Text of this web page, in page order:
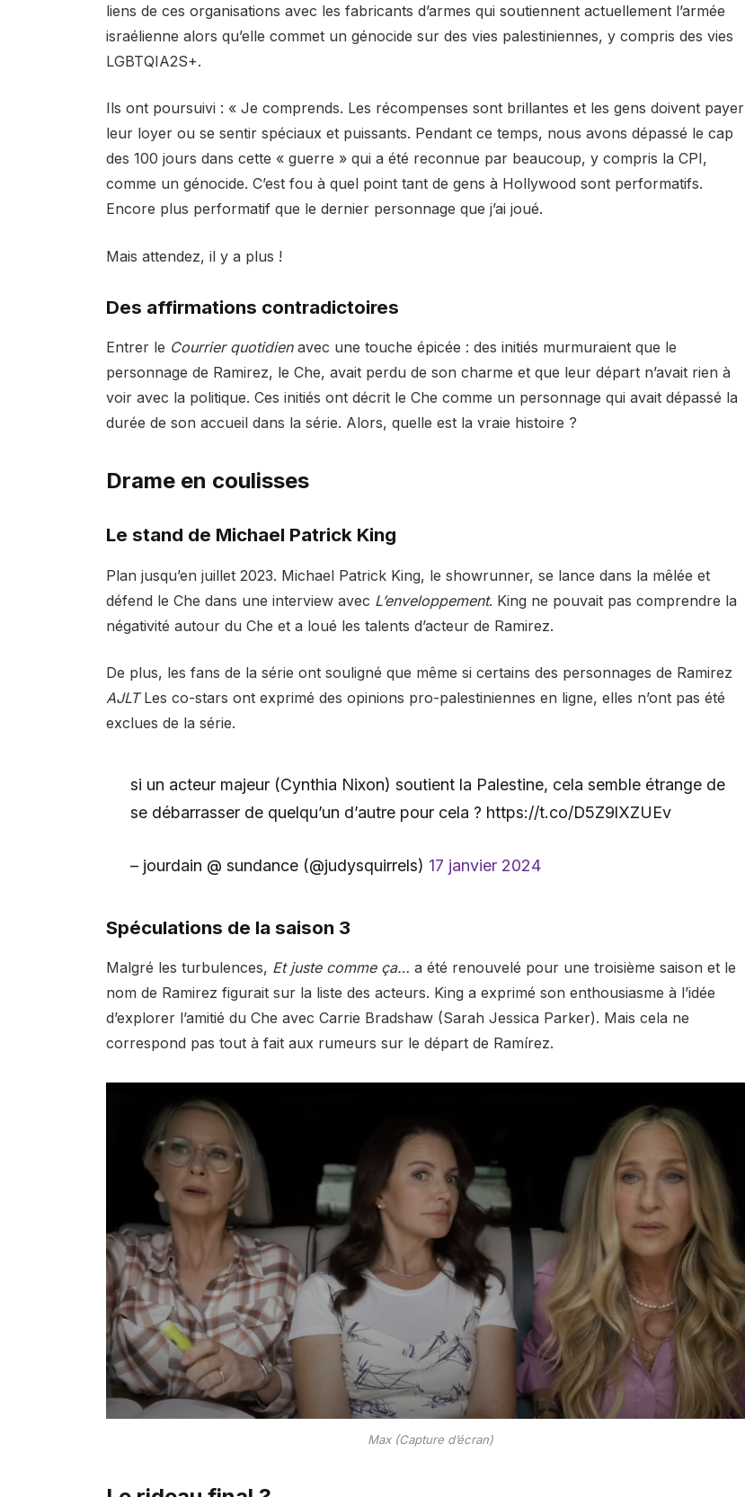
liens de ces organisations avec les fabricants d’armes qui soutiennent actuellement l’armée
israélienne alors qu’elle commet un génocide sur des vies palestiniennes, y compris des vies
LGBTQIA2S+.
Ils ont poursuivi : « Je comprends. Les récompenses sont brillantes et les gens doivent payer
leur loyer ou se sentir spéciaux et puissants. Pendant ce temps, nous avons dépassé le cap
des 100 jours dans cette « guerre » qui a été reconnue par beaucoup, y compris la CPI,
comme un génocide. C’est fou à quel point tant de gens à Hollywood sont performatifs.
Encore plus performatif que le dernier personnage que j’ai joué.
Mais attendez, il y a plus !
Des affirmations contradictoires
Entrer le Courrier quotidien avec une touche épicée : des initiés murmuraient que le
personnage de Ramirez, le Che, avait perdu de son charme et que leur départ n’avait rien à
voir avec la politique. Ces initiés ont décrit le Che comme un personnage qui avait dépassé la
durée de son accueil dans la série. Alors, quelle est la vraie histoire ?
Drame en coulisses
Le stand de Michael Patrick King
Plan jusqu’en juillet 2023. Michael Patrick King, le showrunner, se lance dans la mêlée et
défend le Che dans une interview avec L’enveloppement. King ne pouvait pas comprendre la
négativité autour du Che et a loué les talents d’acteur de Ramirez.
De plus, les fans de la série ont souligné que même si certains des personnages de Ramirez
AJLTLes co-stars ont exprimé des opinions pro-palestiniennes en ligne, elles n’ont pas été
exclues de la série.
si un acteur majeur (Cynthia Nixon) soutient la Palestine, cela semble étrange de
se débarrasser de quelqu’un d’autre pour cela ? https://t.co/D5Z9lXZUEv
– jourdain @ sundance (@judysquirrels) 17 janvier 2024
Spéculations de la saison 3
Malgré les turbulences, Et juste comme ça… a été renouvelé pour une troisième saison et le
nom de Ramirez figurait sur la liste des acteurs. King a exprimé son enthousiasme à l’idée
d’explorer l’amitié du Che avec Carrie Bradshaw (Sarah Jessica Parker). Mais cela ne
correspond pas tout à fait aux rumeurs sur le départ de Ramírez.
Max (Capture d’écran)